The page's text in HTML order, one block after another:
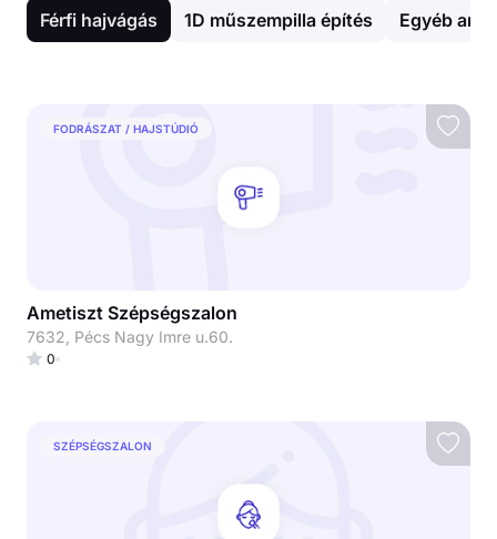
Férfi hajvágás 1D műszempilla építés Egyéb
FODRÁSZAT / HAJSTÚDIÓ
Ametiszt Szépségszalon
7632, Pécs Nagy Imre u.60.
0
SZÉPSÉGSZALON